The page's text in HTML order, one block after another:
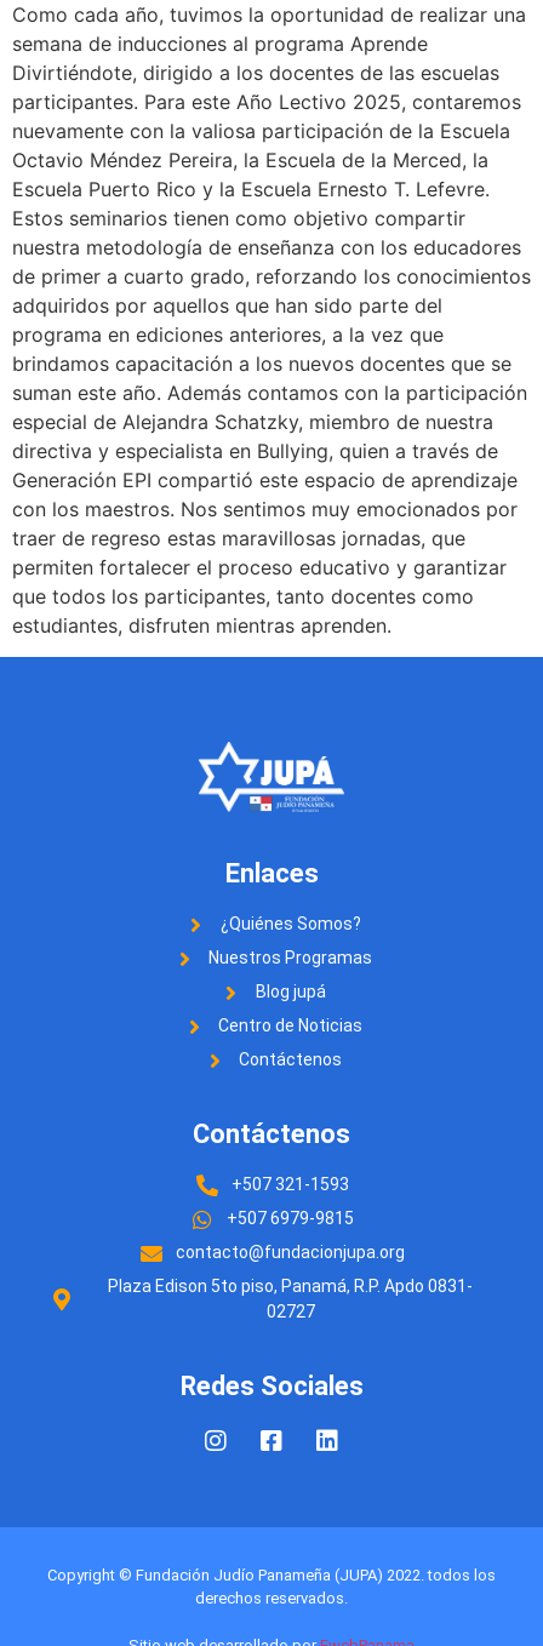
Como cada año, tuvimos la oportunidad de realizar una
semana de inducciones al programa Aprende
Divirtiéndote, dirigido a los docentes de las escuelas
participantes. Para este Año Lectivo 2025, contaremos
nuevamente con la valiosa participación de la Escuela
Octavio Méndez Pereira, la Escuela de la Merced, la
Escuela Puerto Rico y la Escuela Ernesto T. Lefevre.
Estos seminarios tienen como objetivo compartir
nuestra metodología de enseñanza con los educadores
de primer a cuarto grado, reforzando los conocimientos
adquiridos por aquellos que han sido parte del
programa en ediciones anteriores, a la vez que
brindamos capacitación a los nuevos docentes que se
suman este año. Además contamos con la participación
especial de Alejandra Schatzky, miembro de nuestra
directiva y especialista en Bullying, quien a través de
Generación EPI compartió este espacio de aprendizaje
con los maestros. Nos sentimos muy emocionados por
traer de regreso estas maravillosas jornadas, que
permiten fortalecer el proceso educativo y garantizar
que todos los participantes, tanto docentes como
estudiantes, disfruten mientras aprenden.
Enlaces
¿Quiénes Somos?
Nuestros Programas
Blog jupá
Centro de Noticias
Contáctenos
Contáctenos
+507 321-1593
+507 6979-9815
contacto@fundacionjupa.org
Plaza Edison 5to piso, Panamá, R.P. Apdo 0831-
02727
Redes Sociales
Copyright © Fundación Judío Panameña (JUPA) 2022. todos los
derechos reservados.